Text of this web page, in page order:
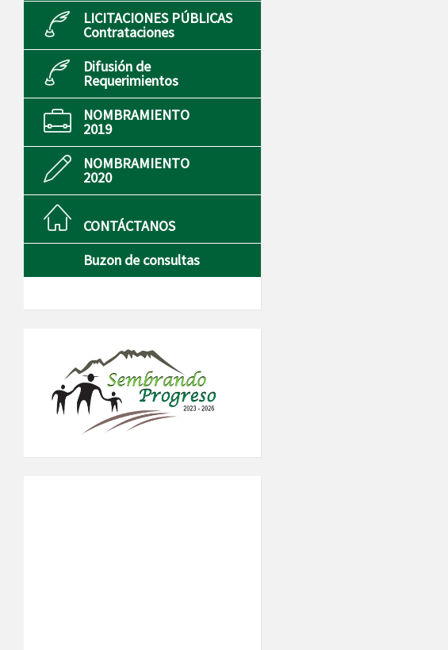
LICITACIONES PÚBLICAS
Contrataciones
Difusión de
Requerimientos
NOMBRAMIENTO
2019
NOMBRAMIENTO
2020
CONTÁCTANOS
Buzon de consultas